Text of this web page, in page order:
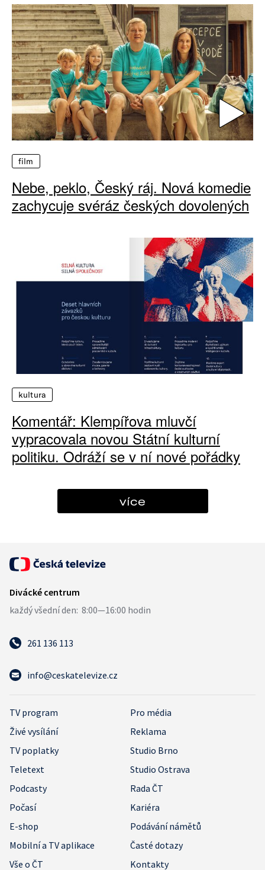
film
Nebe, peklo, Český ráj. Nová komedie
zachycuje svéráz českých dovolených
kultura
Komentář: Klempířova mluvčí
vypracovala novou Státní kulturní
politiku. Odráží se v ní nové pořádky
více
261 136 113
info@ceskatelevize.cz
TV program
Pro média
Živé vysílání
Reklama
TV poplatky
Studio Brno
Teletext
Studio Ostrava
Podcasty
Rada ČT
Počasí
Kariéra
E-shop
Podávání námětů
Mobilní a TV aplikace
Časté dotazy
Vše o ČT
Kontakty